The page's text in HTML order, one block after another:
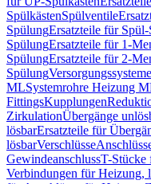
SpülkästenSpülventile
SpülungErsatzteile für
SpülungErsatzteile für 1-
SpülungErsatzteile für 2-
SpülungVersorgungssysteme
MLSystemrohre Heizung
FittingsKupplungen
ZirkulationÜbergänge
lösbarErsatzteile für
lösbarVerschlüsse
GewindeanschlussT-Stücke
Verbindungen für Heizung,